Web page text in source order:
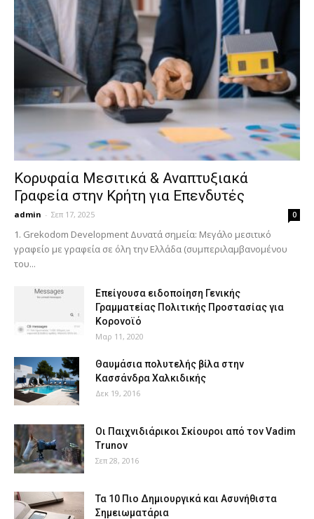
Κορυφαία Μεσιτικά & Αναπτυξιακά
Γραφεία στην Κρήτη για Επενδυτές
admin - Σεπ 17, 2025 0
1. Grekodom Development Δυνατά σημεία: Μεγάλο μεσιτικό
γραφείο με γραφεία σε όλη την Ελλάδα (συμπεριλαμβανομένου
του...
Επείγουσα ειδοποίηση Γενικής
Γραμματείας Πολιτικής Προστασίας για
Κορονοϊό
Μαρ 11, 2020
Θαυμάσια πολυτελής βίλα στην
Κασσάνδρα Χαλκιδικής
Δεκ 19, 2016
Οι Παιχνιδιάρικοι Σκίουροι από τον Vadim
Trunov
Σεπ 28, 2016
Τα 10 Πιο Δημιουργικά και Ασυνήθιστα
Σημειωματάρια